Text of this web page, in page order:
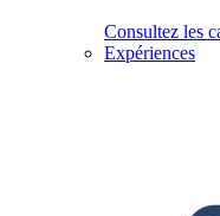
Consultez les
Expériences